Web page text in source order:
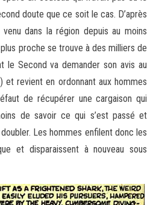
doute que ce soit le cas. D’après
venu dans la région depuis au moins
proche se trouve à des milliers de
le Second va demander son avis au
et revient en ordonnant aux hommes
de récupérer une cargaison qui
de savoir ce qui s’est passé et
Les hommes enfilent donc les
et disparaissent à nouveau sous